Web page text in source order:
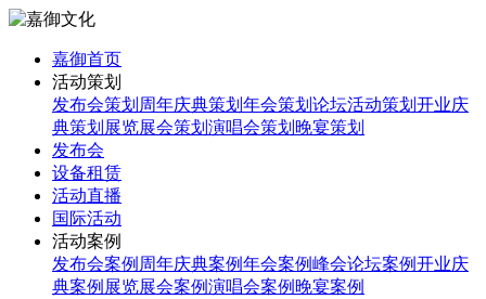
嘉御首页
活动策划
发布会策划 周年庆典策划 年会策划 论坛活动策划 开业庆
典策划 展览展会策划 演唱会策划 晚宴策划
发布会
设备租赁
活动直播
国际活动
活动案例
发布会案例 周年庆典案例年会案例峰会论坛案例开业庆
典案例 展览展会案例演唱会案例 晚宴案例